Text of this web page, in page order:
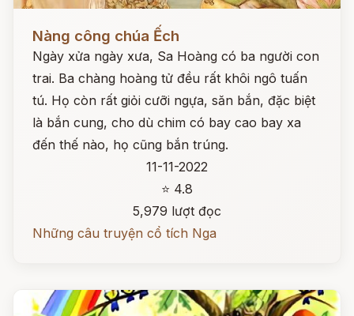
Nàng công chúa Ếch
Ngày xửa ngày xưa, Sa Hoàng có ba người con
trai. Ba chàng hoàng tử đều rất khôi ngô tuấn
tú. Họ còn rất giỏi cưỡi ngựa, săn bắn, đặc biệt
là bắn cung, cho dù chim có bay cao bay xa
đến thế nào, họ cũng bắn trúng.
11-11-2022
⭐ 4.8
5,979 lượt đọc
Những câu truyện cổ tích Nga